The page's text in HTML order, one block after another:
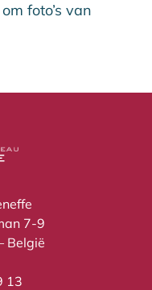
foto’s van
7-9
België
13